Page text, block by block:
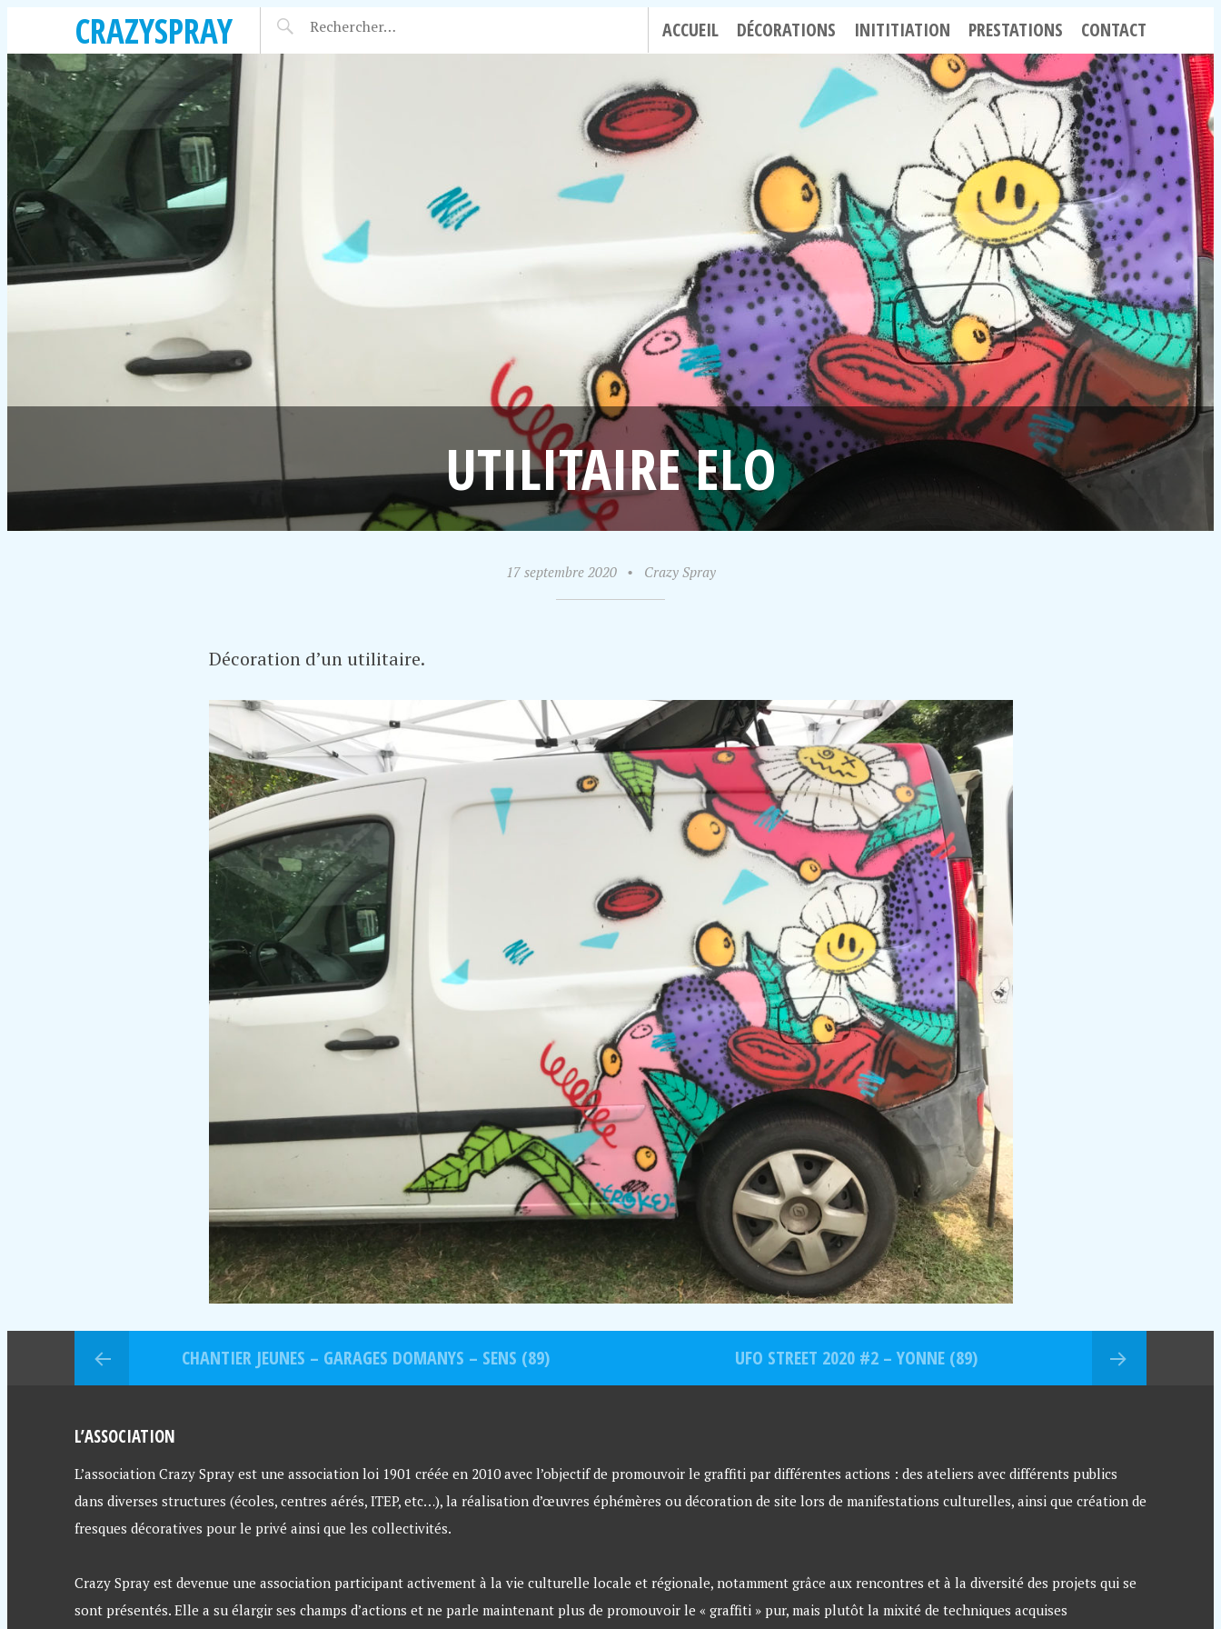
CRAZYSPRAY ACCUEIL DÉCORATIONS INITITIATION PRESTATIONS CONTACT
UTILITAIRE ELO
17 septembre 2020 • Crazy Spray
Décoration d’un utilitaire.
CHANTIER JEUNES – GARAGES DOMANYS – SENS (89) UFO STREET 2020 #2 – YONNE (89)
L’ASSOCIATION
L’association Crazy Spray est une association loi 1901 créée en 2010 avec l’objectif de promouvoir le graffiti par différentes actions : des ateliers avec différents publics
dans diverses structures (écoles, centres aérés, ITEP, etc…), la réalisation d’œuvres éphémères ou décoration de site lors de manifestations culturelles, ainsi que création de
fresques décoratives pour le privé ainsi que les collectivités.
Crazy Spray est devenue une association participant activement à la vie culturelle locale et régionale, notamment grâce aux rencontres et à la diversité des projets qui se
sont présentés. Elle a su élargir ses champs d’actions et ne parle maintenant plus de promouvoir le « graffiti » pur, mais plutôt la mixité de techniques acquises